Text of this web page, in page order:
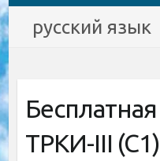
русский язык
ТРКИ-III (C1)